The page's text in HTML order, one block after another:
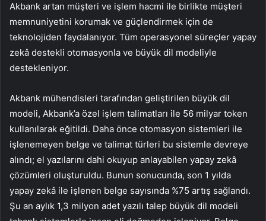
Akbank artan müşteri ve işlem hacmi ile birlikte müşteri
memnuniyetini korumak ve güçlendirmek için de
teknolojiden faydalanıyor. Tüm operasyonel süreçler yapay
zekâ destekli otomasyonla ve büyük dil modeliyle
destekleniyor.
Akbank mühendisleri tarafından geliştirilen büyük dil
modeli, Akbank’a özel işlem talimatları ile 56 milyar token
kullanılarak eğitildi. Daha önce otomasyon sistemleri ile
işlenemeyen belge ve talimat türleri bu sistemle devreye
alındı; el yazılarını dahi okuyup anlayabilen yapay zekâ
çözümleri oluşturuldu. Bunun sonucunda, son 1 yılda
yapay zekâ ile işlenen belge sayısında %75 artış sağlandı.
Şu an aylık 1,3 milyon adet yazılı talep büyük dil modeli